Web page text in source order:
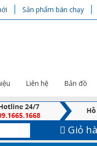
Sản phẩm bán chạy
Liên hệ Bản đồ
Giỏ